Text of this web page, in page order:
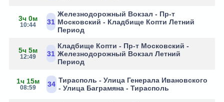
3ч 0м
10:44 31
Железнодорожный Вокзал - Пр-т
Московский - Кладбище Копти Летний
Период
5ч 5м
12:49 31
Кладбище Копти - Пр-т Московский -
Железнодорожный Вокзал Летний
Период
1ч 15м
08:59 34 Тирасполь - Улица Генерала Ивановского
- Улица Баграмяна - Тирасполь